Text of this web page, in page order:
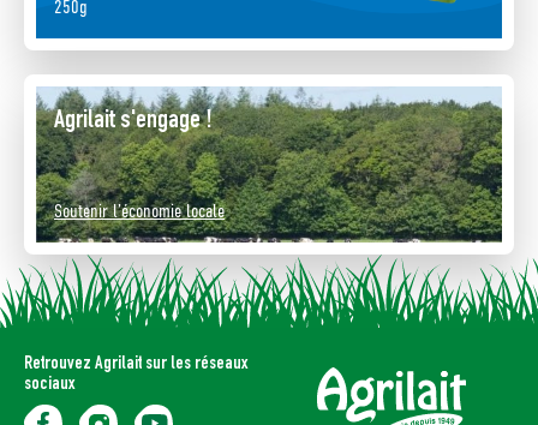
250g
Agrilait s'engage !
Soutenir l’économie locale
Retrouvez Agrilait sur les réseaux
sociaux